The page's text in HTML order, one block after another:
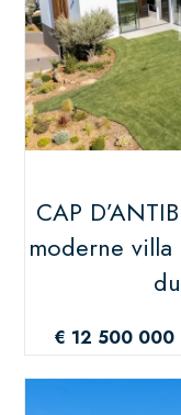
CAP
moderne
€ 12 500 000